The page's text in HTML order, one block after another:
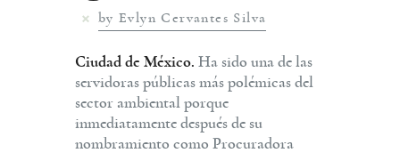
by Evlyn Cervantes Silva
Ciudad de México. Ha sido una de las
servidoras públicas más polémicas del
sector ambiental porque
inmediatamente después de su
nombramiento como Procuradora